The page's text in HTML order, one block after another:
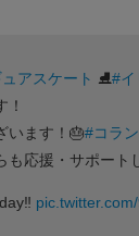
アスケート ⛸️#イ
！
います！🎂#コラ
も応援・サポート